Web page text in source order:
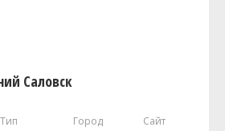
Саловск
Тип Город Сайт